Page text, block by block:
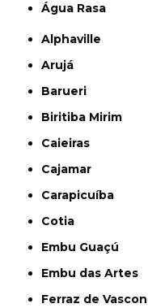
Água Rasa
Alphaville
Arujá
Barueri
Biritiba Mirim
Caieiras
Cajamar
Carapicuíba
Cotia
Embu Guaçú
Embu das Artes
Ferraz de